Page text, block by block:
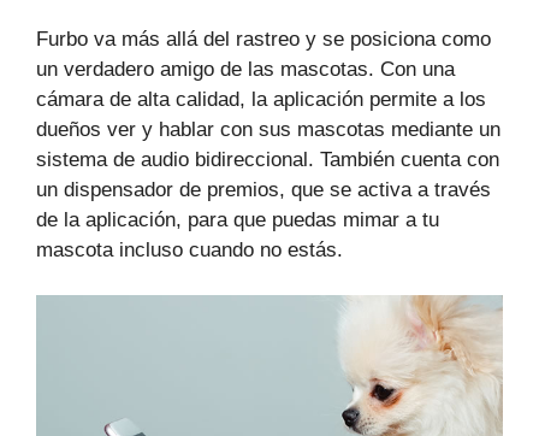
Furbo va más allá del rastreo y se posiciona como
un verdadero amigo de las mascotas. Con una
cámara de alta calidad, la aplicación permite a los
dueños ver y hablar con sus mascotas mediante un
sistema de audio bidireccional. También cuenta con
un dispensador de premios, que se activa a través
de la aplicación, para que puedas mimar a tu
mascota incluso cuando no estás.